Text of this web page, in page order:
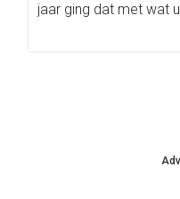
jaar ging dat met wat